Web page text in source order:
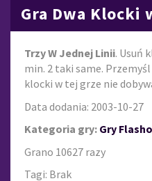
Gra Dwa Klocki
Trzy W Jednej Linii. Usuń
min. 2 taki same.
klocki w tej grze nie
Data dodania: 2003-10-27
Kategoria gry: Gry
Grano 10627 razy
Tagi: Brak